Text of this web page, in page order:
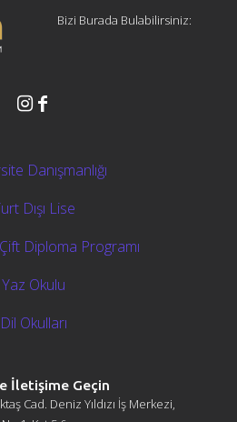
Bizi Burada Bulabilirsiniz:
Danışmanlığı
Dışı Lise
Diploma Programı
Yaz Okulu
Dil Okulları
İletişime Geçin
Cad. Deniz Yıldızı İş Merkezi,